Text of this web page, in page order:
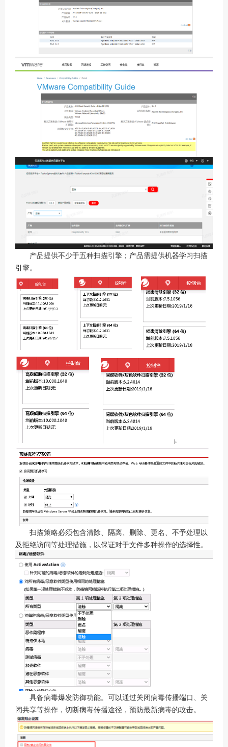
产品提供不少于五种扫描引擎；产品需提供机器学习扫描
引擎。
扫描策略必须包含清除、隔离、删除、更名、不予处理以
及拒绝访问等处理措施，以保证对于文件多种操作的选择性。
具备病毒爆发防御功能。可以通过关闭病毒传播端口、关
闭共享等操作，切断病毒传播途径，预防最新病毒的攻击。